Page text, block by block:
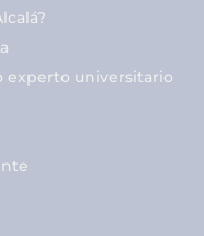
experto universitario